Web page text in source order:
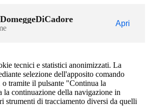
Apri
tecnici e statistici anonimizzati. La
selezione dell'apposito comando
tramite il pulsante "Continua la
la continuazione della navigazione in
strumenti di tracciamento diversi da quelli